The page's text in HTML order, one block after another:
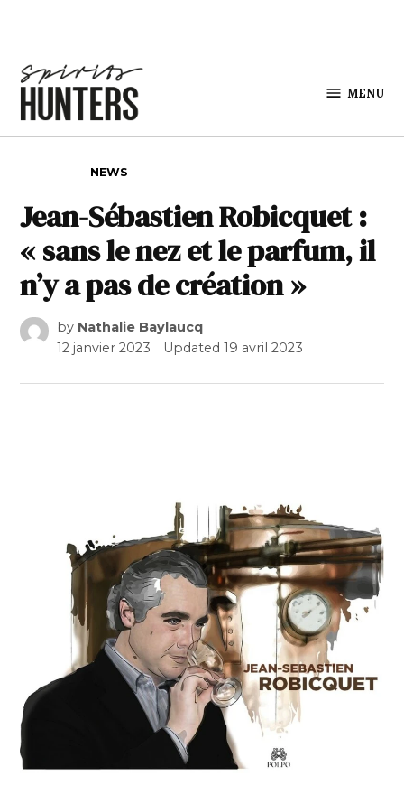
MENU
NEWS
Jean-Sébastien Robicquet :
« sans le nez et le parfum, il
n’y a pas de création »
by Nathalie Baylaucq
12 janvier 2023
Updated19 avril 2023